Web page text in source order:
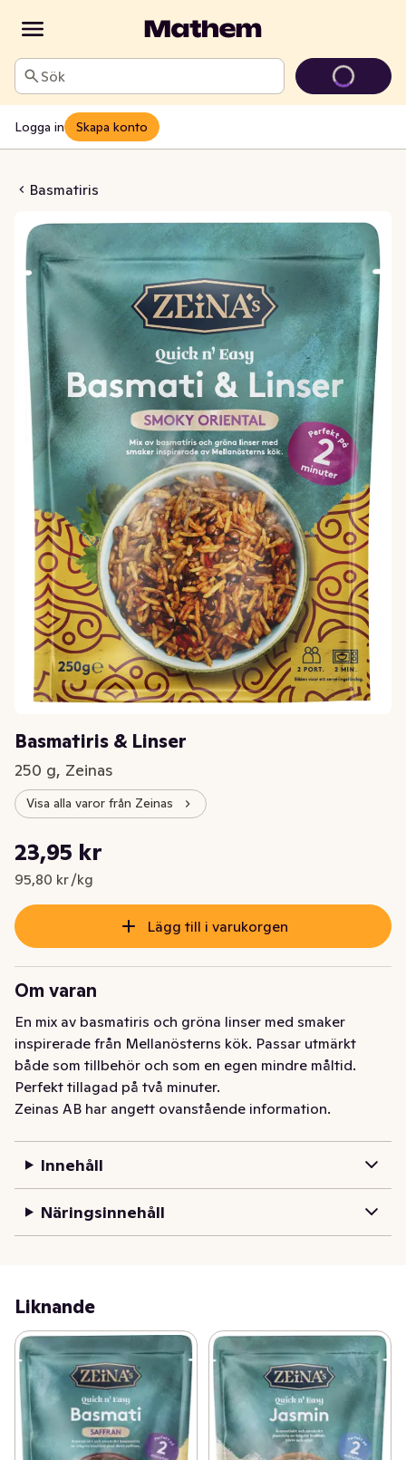
Sök
Logga in Skapa konto
Basmatiris
& Linser
Basmatiris & Linser
250 g, Zeinas
Visa alla varor från Zeinas
Nuvarande pris är: 23,95 kr
23,95 kr
95,80 kr /kg
Styckpris: 95,80 kr /kg
Lägg till i varukorgen
Om varan
En mix av basmatiris och gröna linser med smaker
inspirerade från Mellanösterns kök. Passar utmärkt
både som tillbehör och som en egen mindre måltid.
Perfekt tillagad på två minuter.
Zeinas AB har angett ovanstående information.
Innehåll
Näringsinnehåll
Liknande